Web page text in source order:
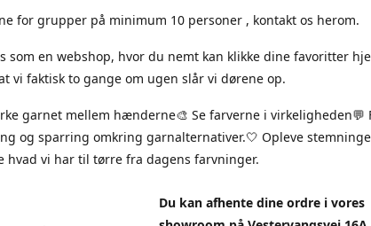
for grupper på minimum 10 personer , kontakt os herom.
som en webshop, hvor du nemt kan klikke dine favoritter
vi faktisk to gange om ugen slår vi dørene op.
garnet mellem hænderne🎨 Se farverne i virkeligheden💬
og sparring omkring garnalternativer.🤍 Opleve
hvad vi har til tørre fra dagens farvninger.
Du kan afhente dine ordre i vores